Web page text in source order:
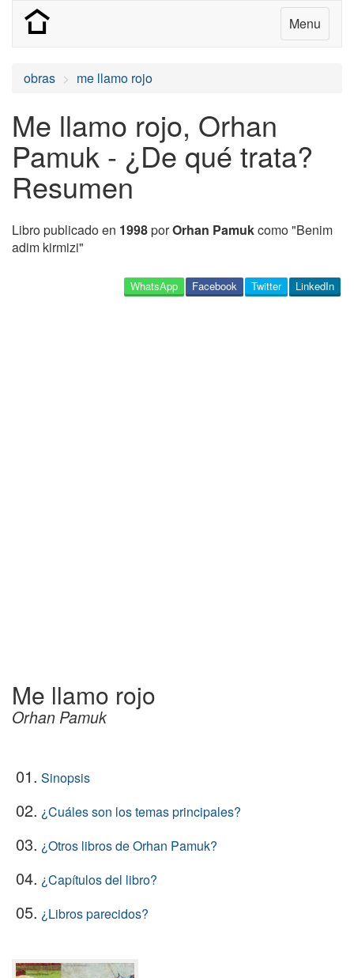
Menu
obras me llamo rojo
Me llamo rojo, Orhan
Pamuk - ¿De qué trata?
Resumen
Libro publicado en 1998porOrhan Pamukcomo "Benim
adim kirmizi"
LinkedIn
Twitter
Facebook
WhatsApp
Me llamo rojo
Orhan Pamuk
01. Sinopsis
02. ¿Cuáles son los temas principales?
03. ¿Otros libros de Orhan Pamuk?
04. ¿Capítulos del libro?
05. ¿Libros parecidos?